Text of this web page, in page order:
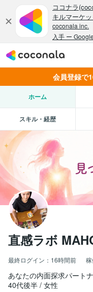
会員登録で
ホーム
スキル・経歴
直感ラボ
最終ログイン： 16時間前
あなたの内面探求パート
40代後半 女性